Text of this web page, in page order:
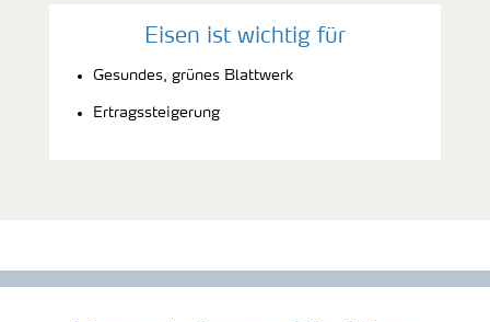
Eisen ist wichtig für
Gesundes, grünes Blattwerk
Ertragssteigerung